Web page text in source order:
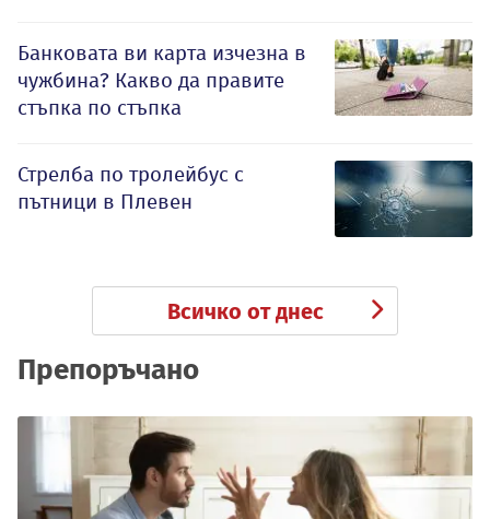
Банковата ви карта изчезна в
чужбина? Какво да правите
стъпка по стъпка
Стрелба по тролейбус с
пътници в Плевен
Всичко от днес
Препоръчано